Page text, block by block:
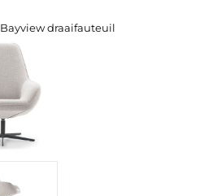
Bayview draaifauteuil